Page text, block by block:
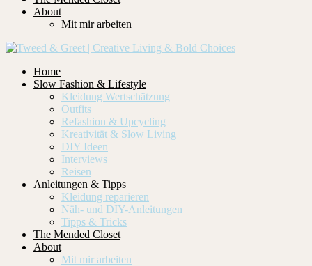
About
Mit mir arbeiten
Home
Slow Fashion & Lifestyle
Kleidung Wertschätzung
Outfits
Refashion & Upcycling
Kreativität & Slow Living
DIY Ideen
Interviews
Reisen
Anleitungen & Tipps
Kleidung reparieren
Näh- und DIY-Anleitungen
Tipps & Tricks
The Mended Closet
About
Mit mir arbeiten